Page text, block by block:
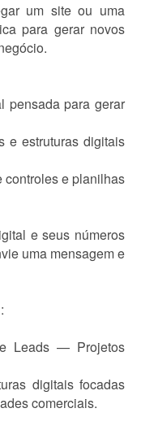
um site ou uma
para gerar novos
pensada para gerar
e estruturas digitais
controles e planilhas
e seus números
uma mensagem e
Leads — Projetos
digitais focadas
comerciais.